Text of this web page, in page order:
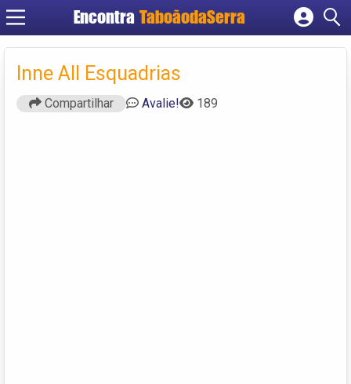
Encontra TaboãodaSerra
Cadastrar empresa
Criar conta
Inne All Esquadrias
Compartilhar Avalie! 189